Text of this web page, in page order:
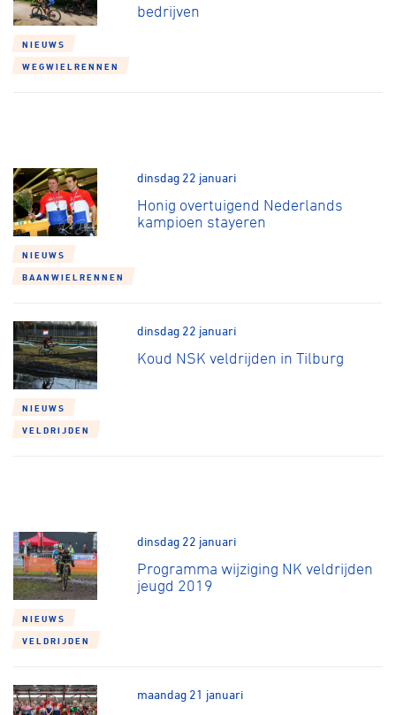
NIEUWS
WEGWIELRENNEN
bedrijven
NIEUWS
BAANWIELRENNEN
dinsdag 22 januari
Honig overtuigend Nederlands
kampioen stayeren
NIEUWS
VELDRIJDEN
dinsdag 22 januari
Koud NSK veldrijden in Tilburg
NIEUWS
VELDRIJDEN
dinsdag 22 januari
Programma wijziging NK veldrijden
jeugd 2019
maandag 21 januari